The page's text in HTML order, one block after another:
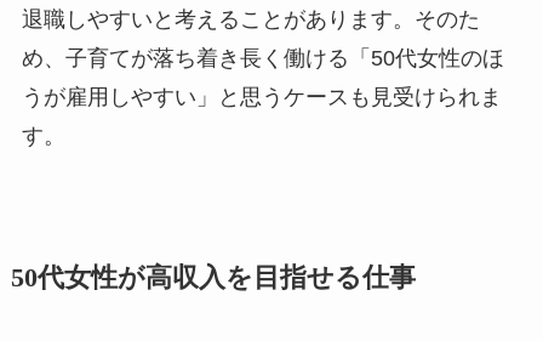
退職しやすいと考えることがあります。そのた
め、子育てが落ち着き長く働ける「50代女性のほ
うが雇用しやすい」と思うケースも見受けられま
す。
50代女性が高収入を目指せる仕事